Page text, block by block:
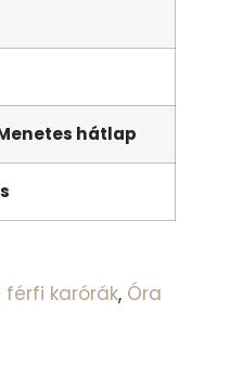
hátlap
férfi karórák, Óra